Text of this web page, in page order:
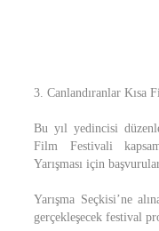
3. Canlandıranlar Kısa
Bu yıl yedincisi
Film Festivali
Yarışması için
Yarışma Seçkisi’ne
gerçekleşecek festival